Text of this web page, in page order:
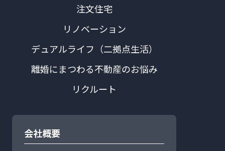
注文住宅
リノベーション
デュアルライフ（二拠点生活）
離婚にまつわる不動産のお悩み
リクルート
会社概要